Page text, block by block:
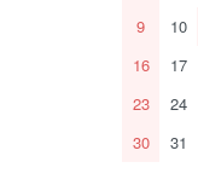
9
10
16
17
23
24
30
31